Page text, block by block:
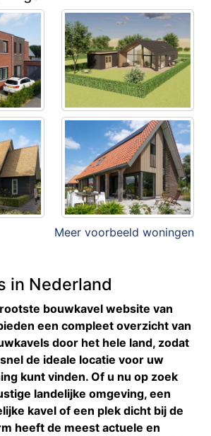
Meer voorbeeld woningen
in Nederland
bouwkavel website van
een compleet overzicht van
door het hele land, zodat
de ideale locatie voor uw
kunt vinden. Of u nu op zoek
landelijke omgeving, een
kavel of een plek dicht bij de
heeft de meest actuele en